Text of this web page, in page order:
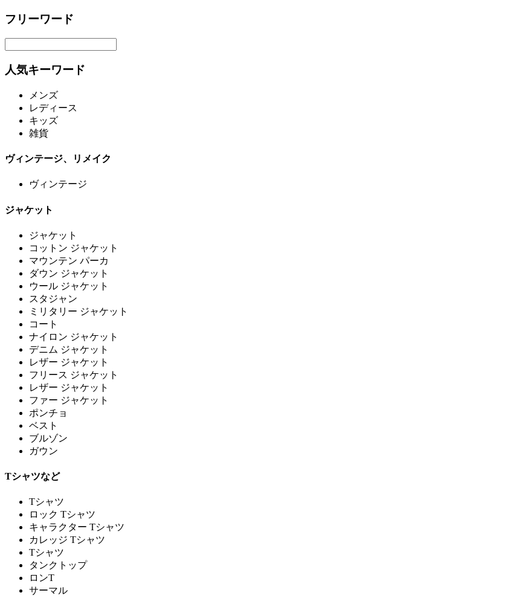
フリーワード
人気キーワード
メンズ
レディース
キッズ
雑貨
ヴィンテージ、リメイク
ヴィンテージ
ジャケット
ジャケット
コットン ジャケット
マウンテン パーカ
ダウン ジャケット
ウール ジャケット
スタジャン
ミリタリー ジャケット
コート
ナイロン ジャケット
デニム ジャケット
レザー ジャケット
フリース ジャケット
レザー ジャケット
ファー ジャケット
ポンチョ
ベスト
ブルゾン
ガウン
Tシャツなど
Tシャツ
ロック Tシャツ
キャラクター Tシャツ
カレッジ Tシャツ
Tシャツ
タンクトップ
ロンT
サーマル